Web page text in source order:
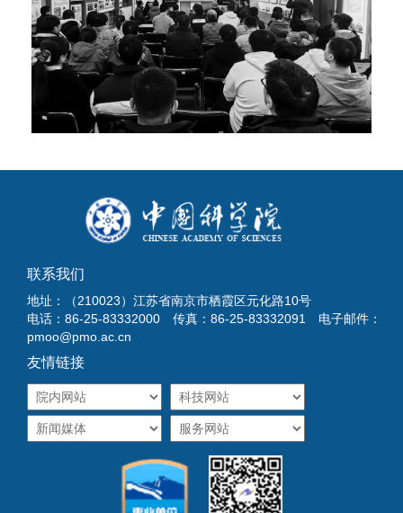
联系我们
地址：（210023）江苏省南京市栖霞区元化路10号
电话：86-25-83332000 传真：86-25-83332091 电子邮件：
pmoo@pmo.ac.cn
友情链接